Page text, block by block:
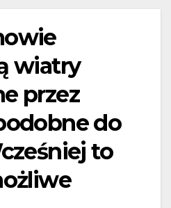
wiatry
przez
do
to